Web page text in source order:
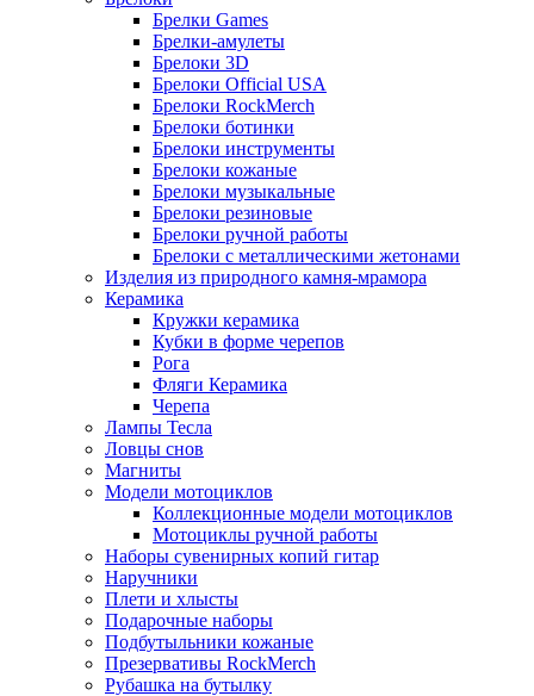
Брелки Games
Брелки-амулеты
Брелоки 3D
Брелоки Official USA
Брелоки RockMerch
Брелоки ботинки
Брелоки инструменты
Брелоки кожаные
Брелоки музыкальные
Брелоки резиновые
Брелоки ручной работы
Брелоки с металлическими жетонами
Изделия из природного камня-мрамора
Керамика
Кружки керамика
Кубки в форме черепов
Рога
Фляги Керамика
Черепа
Лампы Тесла
Ловцы снов
Магниты
Модели мотоциклов
Коллекционные модели мотоциклов
Мотоциклы ручной работы
Наборы сувенирных копий гитар
Наручники
Плети и хлысты
Подарочные наборы
Подбутыльники кожаные
Презервативы RockMerch
Рубашка на бутылку